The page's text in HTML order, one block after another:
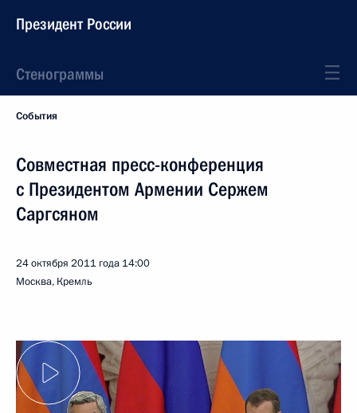
Президент России
Стенограммы
События
Совместная пресс-конференция
с Президентом Армении Сержем
Саргсяном
24 октября 2011 года 14:00
Москва, Кремль